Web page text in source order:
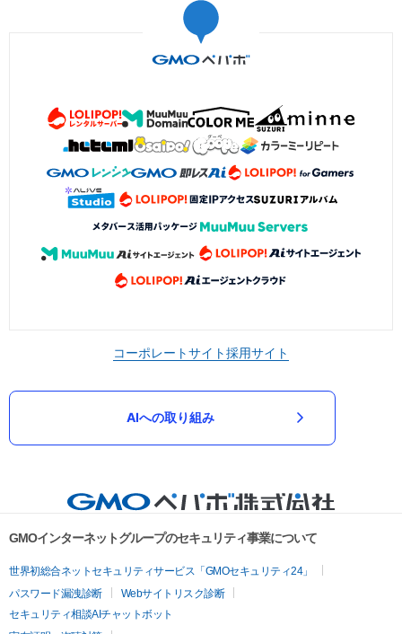
コーポレートサイト採用サイト
AIへの取り組み
GMOインターネットグループのセキュリティ事業について
世界初総合ネットセキュリティサービス「GMOセキュリティ24」
パスワード漏洩診断
Webサイトリスク診断
セキュリティ相談AIチャットボット